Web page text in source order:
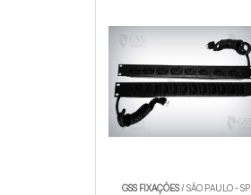
GSS FIXAÇÕES/ SÃO PAULO - SP